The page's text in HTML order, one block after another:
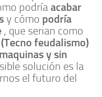
podríaacabar
y cómo podría
, que serian como
(Tecno feudalismo)
y sin
solución es la
el futuro del